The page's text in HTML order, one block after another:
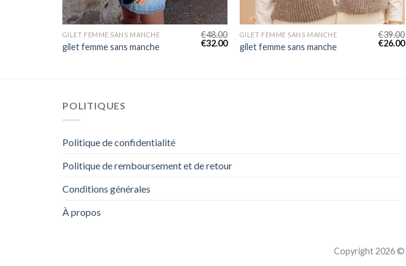
GILET FEMME SANS MANCHE
gilet femme sans manche
€48.00
€32.00
GILET FEMME SANS MANCHE
gilet femme sans manche
€39.00
€26.00
POLITIQUES
Politique de confidentialité
Politique de remboursement et de retour
Conditions générales
À propos
Copyright 2026 ©